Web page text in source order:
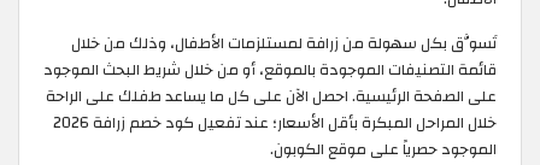
تَسوَّق بكل سهولة من زرافة لمستلزمات الأطفال، وذلك من خلال
قائمة التصنيفات الموجودة بالموقع، أو من خلال شريط البحث الموجود
على الصفحة الرئيسية. احصل الآن على كل ما يساعد طفلك على الراحة
خلال المراحل المبكرة بأقل الأسعار؛ عند تفعيل كود خصم زرافة 2026
الموجود حصرياً على موقع الكوبون.